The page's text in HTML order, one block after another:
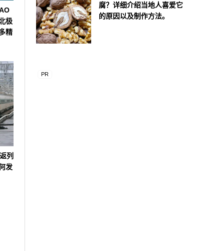
腐？详细介绍当地人喜爱它
的原因以及制作方法。
极
精
列
发